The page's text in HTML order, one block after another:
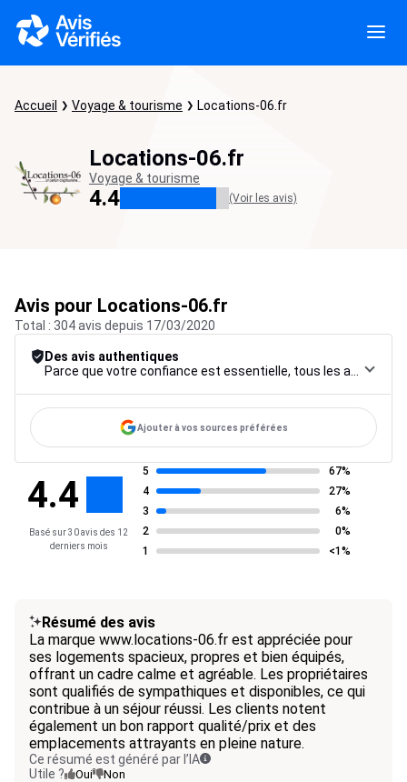
Accueil Voyage & tourisme Locations-06.fr
Locations-06.fr
Voyage & tourisme
4.4 (Voir les avis)
Avis pour Locations-06.fr
Total : 304 avis depuis 17/03/2020
Des avis authentiques
Ajouter à vos sources préférées
4.4
Basé sur 30 avis des 12
derniers mois
5
67%
4
27%
3
6%
2
0%
1
<1%
Résumé des avis
La marque www.locations-06.fr est appréciée pour
ses logements spacieux, propres et bien équipés,
offrant un cadre calme et agréable. Les propriétaires
sont qualifiés de sympathiques et disponibles, ce qui
contribue à un séjour réussi. Les clients notent
également un bon rapport qualité/prix et des
emplacements attrayants en pleine nature.
Ce résumé est généré par l’IA
Utile ?
Oui Non